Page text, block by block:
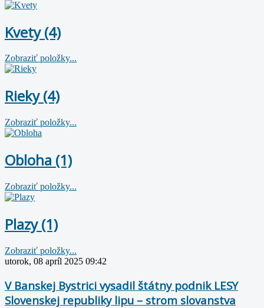
Kvety (4)
Zobraziť položky...
Rieky (4)
Zobraziť položky...
Obloha (1)
Zobraziť položky...
Plazy (1)
Zobraziť položky...
utorok, 08 apríl 2025 09:42
V Banskej Bystrici vysadil štátny podnik LESY
Slovenskej republiky lipu – strom slovanstva